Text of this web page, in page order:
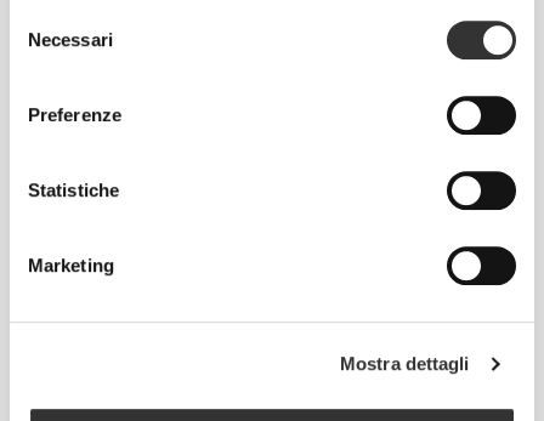
delNecessari
Preferenze
Statistiche
Marketing
Mostra dettagli
leggeri da donare la sensazione di non stare